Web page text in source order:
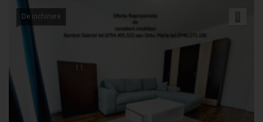
De inchiriere